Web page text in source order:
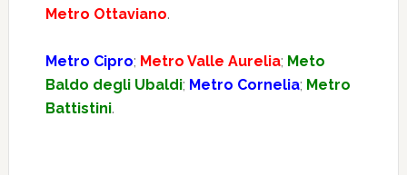
Metro Ottaviano.
Metro Cipro; Metro Valle Aurelia; Meto
Baldo degli Ubaldi; Metro Cornelia; Metro
Battistini.